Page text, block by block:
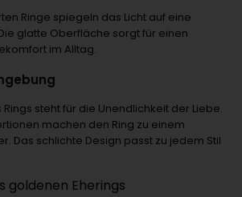
Ringe spiegeln das Licht auf eine
glatte Oberfläche sorgt für einen
im Alltag.
steht für die Unendlichkeit der Liebe.
machen den Ring zu einem
Das schlichte Design passt zu jedem Stil
goldenen Eherings